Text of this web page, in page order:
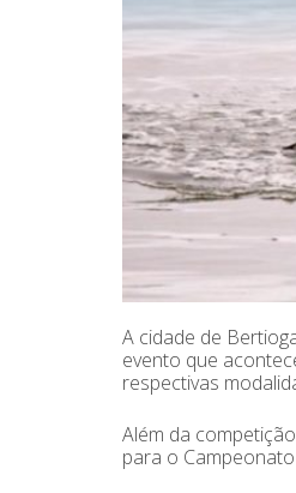
A cidade de
evento que
respectivas
Além da
para o